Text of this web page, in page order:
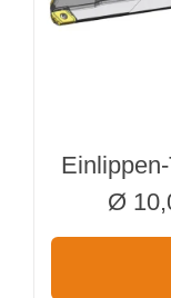
Webshop
Deutsch
Suche
Ø